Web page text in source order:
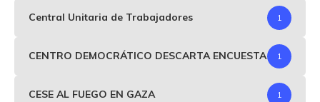
Central Unitaria de Trabajadores 1
CENTRO DEMOCRÁTICO DESCARTA ENCUESTA 1
CESE AL FUEGO EN GAZA 1